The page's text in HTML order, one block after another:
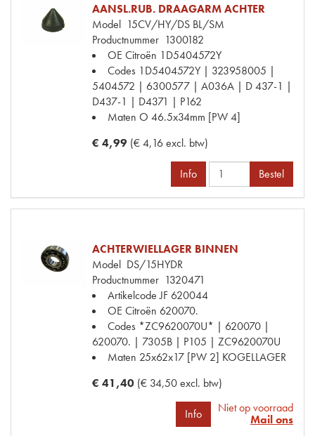
AANSL.RUB. DRAAGARM ACHTER
Model 15CV/HY/DS BL/SM
Productnummer 1300182
OE Citroën 1D5404572Y
Codes 1D5404572Y | 323958005 |
5404572 | 6300577 | A036A | D 437-1 |
D437-1 | D4371 | P162
Maten O 46.5x34mm [PW 4]
€ 4,99 (€ 4,16 excl. btw)
Info Bestel
ACHTERWIELLAGER BINNEN
Model DS/15HYDR
Productnummer 1320471
Artikelcode JF 620044
OE Citroën 620070.
Codes *ZC9620070U* | 620070 |
620070. | 7305B | P105 | ZC9620070U
Maten 25x62x17 [PW 2] KOGELLAGER
€ 41,40 (€ 34,50 excl. btw)
Info
Niet op voorraad
Mail ons